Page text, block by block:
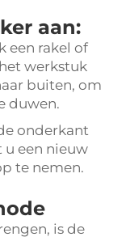
aan:
een rakel of
werkstuk
buiten, om
duwen.
onderkant
een nieuw
te nemen.
is de